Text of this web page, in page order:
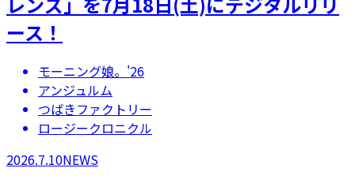
ース！
モーニング娘。'26
アンジュルム
つばきファクトリー
ロージークロニクル
2026.7.10NEWS